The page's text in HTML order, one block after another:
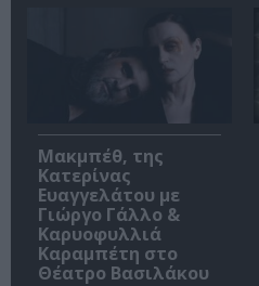
Μακμπέθ, της
Κατερίνας
Ευαγγελάτου με
Γιώργο Γάλλο &
Καρυοφυλλιά
Καραμπέτη στο
Θέατρο Βασιλάκου